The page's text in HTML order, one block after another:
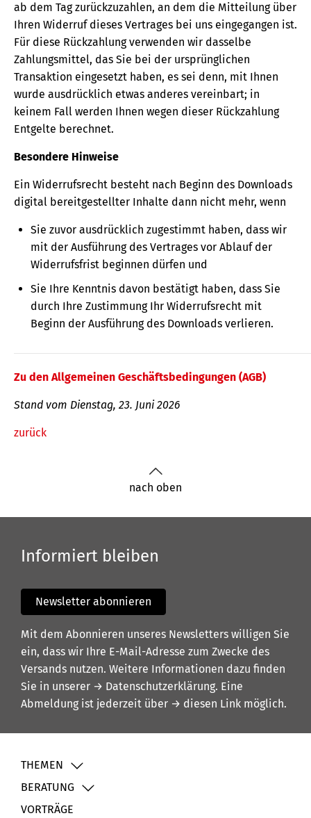
ab dem Tag zurückzuzahlen, an dem die Mitteilung über
Ihren Widerruf dieses Vertrages bei uns eingegangen ist.
Für diese Rückzahlung verwenden wir dasselbe
Zahlungsmittel, das Sie bei der ursprünglichen
Transaktion eingesetzt haben, es sei denn, mit Ihnen
wurde ausdrücklich etwas anderes vereinbart; in
keinem Fall werden Ihnen wegen dieser Rückzahlung
Entgelte berechnet.
Besondere Hinweise
Ein Widerrufsrecht besteht nach Beginn des Downloads
digital bereitgestellter Inhalte dann nicht mehr, wenn
Sie zuvor ausdrücklich zugestimmt haben, dass wir
mit der Ausführung des Vertrages vor Ablauf der
Widerrufsfrist beginnen dürfen und
Sie Ihre Kenntnis davon bestätigt haben, dass Sie
durch Ihre Zustimmung Ihr Widerrufsrecht mit
Beginn der Ausführung des Downloads verlieren.
Zu den Allgemeinen Geschäftsbedingungen (AGB)
Stand vom Dienstag, 23. Juni 2026
zurück
nach oben
Informiert bleiben
Newsletter abonnieren
Mit dem Abonnieren unseres Newsletters willigen Sie
ein, dass wir Ihre E-Mail-Adresse zum Zwecke des
Versands nutzen. Weitere Informationen dazu finden
Sie in unserer → Datenschutzerklärung. Eine
Abmeldung ist jederzeit über → diesen Link möglich.
THEMEN
BERATUNG
VORTRÄGE